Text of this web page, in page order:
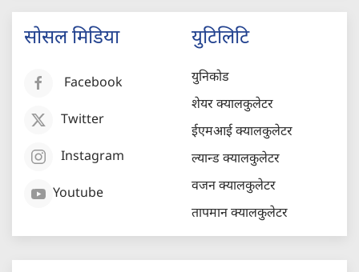
सोसल मिडिया
Facebook
Twitter
Instagram
Youtube
युटिलिटि
युनिकोड
शेयर क्यालकुलेटर
ईएमआई क्यालकुलेटर
ल्यान्ड क्यालकुलेटर
वजन क्यालकुलेटर
तापमान क्यालकुलेटर